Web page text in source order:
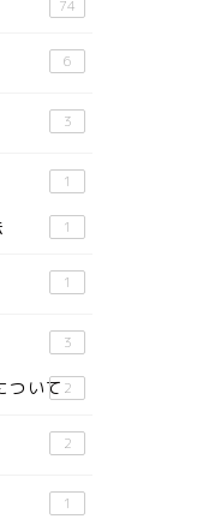
74
6
3
1
1
1
3
ついて 2
2
1